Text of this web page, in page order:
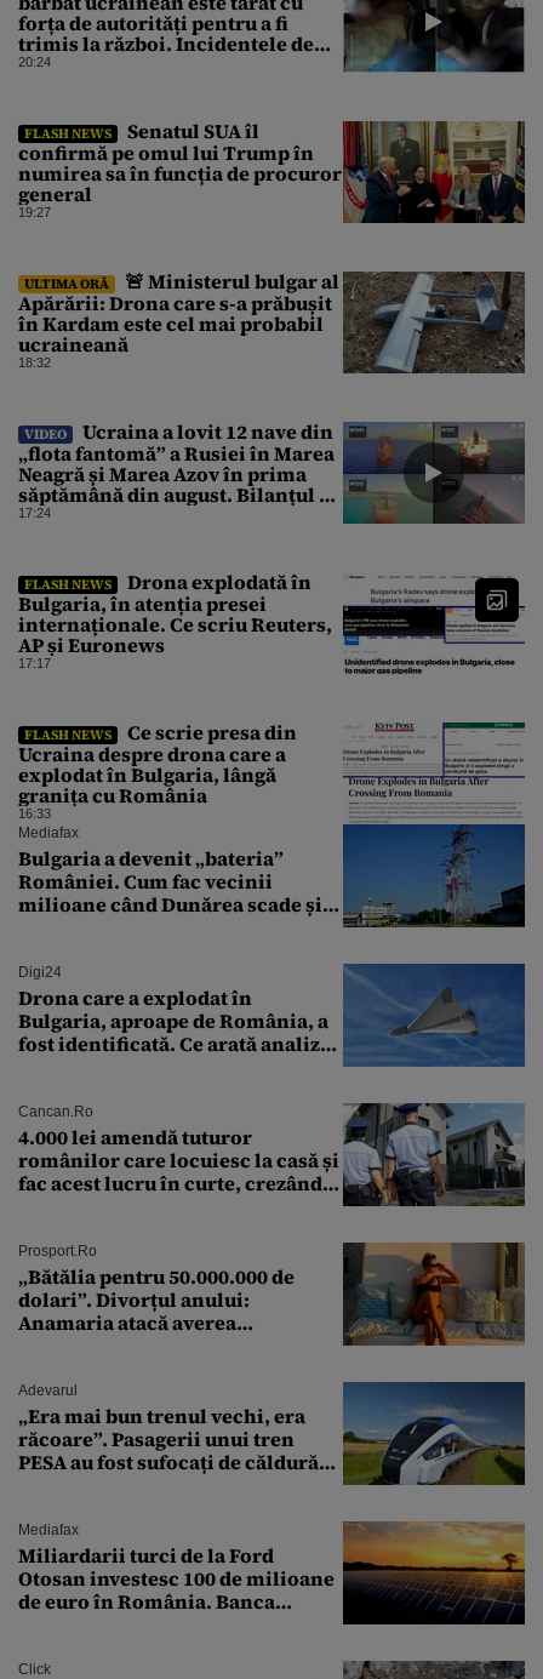
forța de autorități pentru a fi
trimis la război. Incidentele de
acest fel sunt tot mai dese
20:24
FLASH NEWS
Senatul SUA îl
confirmă pe omul lui Trump în
numirea sa în funcția de procuror
general
19:27
ULTIMA ORĂ
🚨 Ministerul bulgar al
Apărării: Drona care s-a prăbușit
în Kardam este cel mai probabil
ucraineană
18:32
VIDEO
Ucraina a lovit 12 nave din
„flota fantomă” a Rusiei în Marea
Neagră și Marea Azov în prima
săptămână din august. Bilanțul a
ajuns la 218
17:24
FLASH NEWS
Drona explodată în
Bulgaria, în atenția presei
internaționale. Ce scriu Reuters,
AP și Euronews
17:17
FLASH NEWS
Ce scrie presa din
Ucraina despre drona care a
explodat în Bulgaria, lângă
granița cu România
16:33
Mediafax
Bulgaria a devenit „bateria”
României. Cum fac vecinii
milioane când Dunărea scade și
Digi24
Drona care a explodat în
Bulgaria, aproape de România, a
fost identificată. Ce arată analiza
Cancan.ro
4.000 lei amendă tuturor
românilor care locuiesc la casă și
fac acest lucru în curte, crezând
Prosport.ro
„Bătălia pentru 50.000.000 de
dolari”. Divorțul anului:
Anamaria atacă averea
Adevarul
„Era mai bun trenul vechi, era
răcoare”. Pasagerii unui tren
PESA au fost sufocați de căldură
Mediafax
Miliardarii turci de la Ford
Otosan investesc 100 de milioane
de euro în România. Banca
Click